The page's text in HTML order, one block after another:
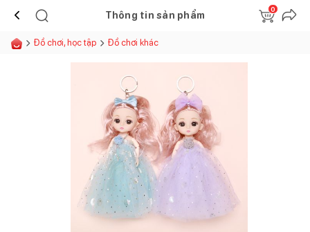
Thông tin sản phẩm
0
Đồ chơi, học tập Đồ chơi khác